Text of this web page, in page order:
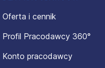
Oferta i cennik
Profil Pracodawcy 360°
Konto pracodawcy